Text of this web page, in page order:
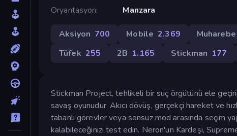
Oryantasyon
Manzara
Aksiyon 700 Mobile 2.369 Muharebe
Tüfek 255 2B 1.165 Stickman 177
Stickman Project, tehlikeli bir suç örgütünü ele
savaş oyunudur. Akıcı dövüş, gerçekçi hareket ve
tabanlı görevler veya sonsuz mod arasında seçim
kalabileceğinizi test edin. Neron'un Kardeşi, Supreme